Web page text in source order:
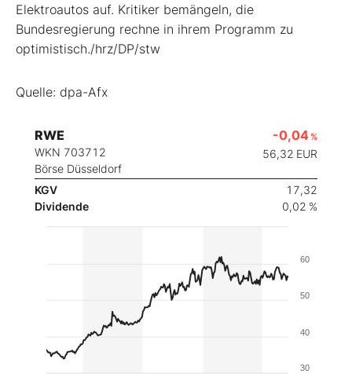
Elektroautos auf. Kritiker bemängeln, die
Bundesregierung rechne in ihrem Programm zu
optimistisch./hrz/DP/stw
Quelle: dpa-Afx
RWE
WKN 703712
Börse Düsseldorf
-0,04 %
56,32 EUR
KGV
17,32
Dividende
0,02 %
30
40
50
60